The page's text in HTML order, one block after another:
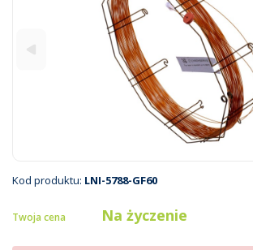
Kod produktu: LNI-5788-GF60
Twoja cena Na życzenie